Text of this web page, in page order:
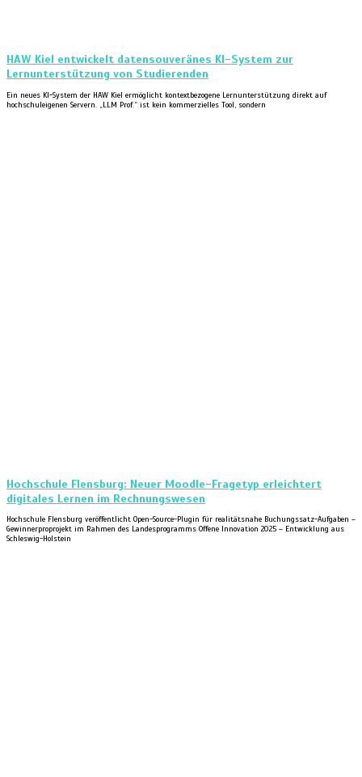
HAW Kiel entwickelt datensouveränes KI-System zur
Lernunterstützung von Studierenden
Ein neues KI-System der HAW Kiel ermöglicht kontextbezogene Lernunterstützung direkt auf
hochschuleigenen Servern. „LLM Prof.“ ist kein kommerzielles Tool, sondern
Hochschule Flensburg: Neuer Moodle-Fragetyp erleichtert
digitales Lernen im Rechnungswesen
Hochschule Flensburg veröffentlicht Open-Source-Plugin für realitätsnahe Buchungssatz-Aufgaben –
Gewinnerproprojekt im Rahmen des Landesprogramms Offene Innovation 2025 – Entwicklung aus
Schleswig-Holstein